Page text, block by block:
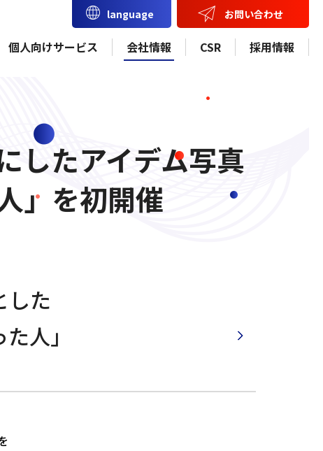
language お問い合わせ
個人向けサービス 会社情報 CSR 採用情報
したアイデム写真
」を初開催
した
人」